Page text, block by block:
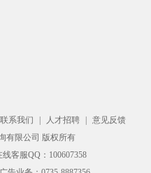
联系我们 人才招聘
意见反馈
有限公司 版权所有
客服QQ：100607358